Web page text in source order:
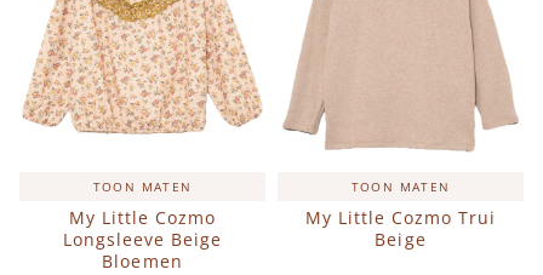
TOON MATEN
My Little Cozmo
Longsleeve Beige
Bloemen
TOON MATEN
My Little Cozmo Trui
Beige